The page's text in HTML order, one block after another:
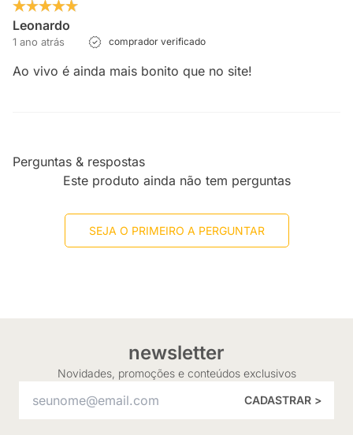
Leonardo
1 ano atrás comprador verificado
Ao vivo é ainda mais bonito que no site!
Perguntas & respostas
Este produto ainda não tem perguntas
SEJA O PRIMEIRO A PERGUNTAR
newsletter
Novidades, promoções e conteúdos exclusivos
CADASTRAR >